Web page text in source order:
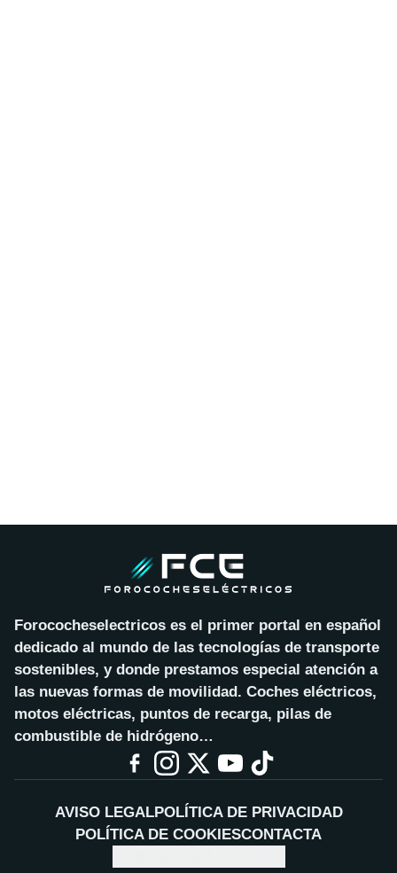
Forococheselectricos es el primer portal en español
dedicado al mundo de las tecnologías de transporte
sostenibles, y donde prestamos especial atención a
las nuevas formas de movilidad. Coches eléctricos,
motos eléctricas, puntos de recarga, pilas de
combustible de hidrógeno…
AVISO LEGALPOLÍTICA DE PRIVACIDAD
POLÍTICA DE COOKIESCONTACTA